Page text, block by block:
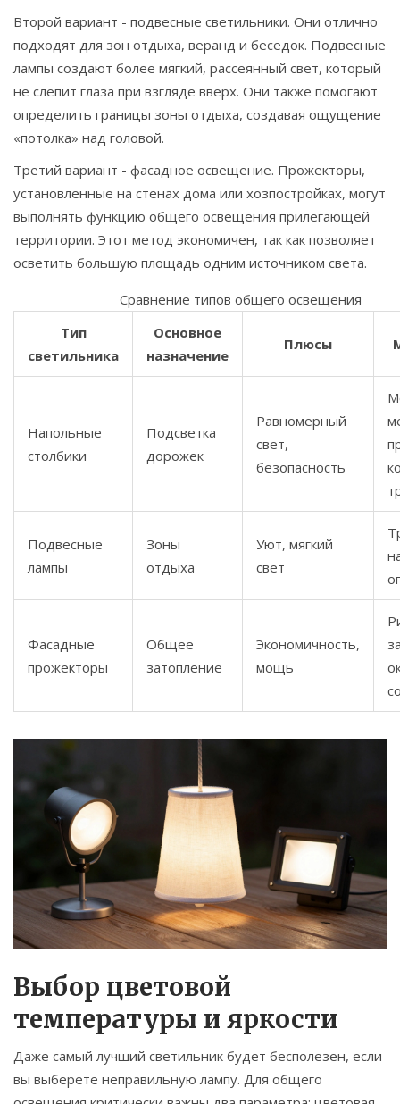
Второй вариант - подвесные светильники. Они отлично
подходят для зон отдыха, веранд и беседок. Подвесные
лампы создают более мягкий, рассеянный свет, который
не слепит глаза при взгляде вверх. Они также помогают
определить границы зоны отдыха, создавая ощущение
«потолка» над головой.
Третий вариант - фасадное освещение. Прожекторы,
установленные на стенах дома или хозпостройках, могут
выполнять функцию общего освещения прилегающей
территории. Этот метод экономичен, так как позволяет
осветить большую площадь одним источником света.
Сравнение типов общего освещения
Тип
светильника
Основное
назначение
Плюсы
Напольные
столбики
Подсветка
дорожек
Равномерный
свет,
безопасность
Подвесные
лампы
Зоны
отдыха
Уют, мягкий
свет
Фасадные
прожекторы
Общее
затопление
Экономичность,
мощь
Выбор цветовой
температуры и яркости
Даже самый лучший светильник будет бесполезен, если
вы выберете неправильную лампу. Для общего